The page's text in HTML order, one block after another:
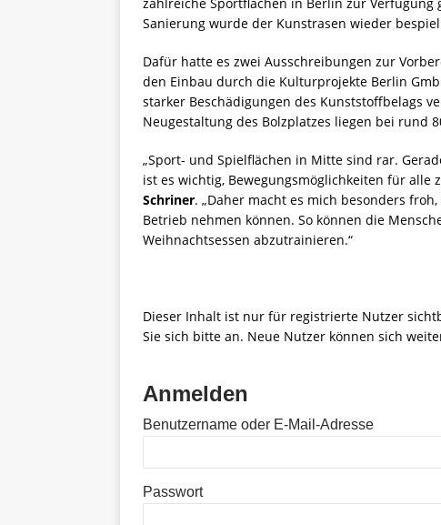
Sanierung wurde der Kunstrasen wieder
Dafür hatte es zwei Ausschreibungen zur
den Einbau durch die Kulturprojekte Berlin
starker Beschädigungen des Kunststoffbelags
Neugestaltung des Bolzplatzes liegen bei rund
„Sport- und Spielflächen in Mitte sind rar.
ist es wichtig, Bewegungsmöglichkeiten für alle
Schriner. „Daher macht es mich besonders
Betrieb nehmen können. So können die
Weihnachtsessen abzutrainieren.“
Dieser Inhalt ist nur für registrierte Nutzer
Sie sich bitte an. Neue Nutzer können sich
Anmelden
Benutzername oder E-Mail-Adresse
Passwort